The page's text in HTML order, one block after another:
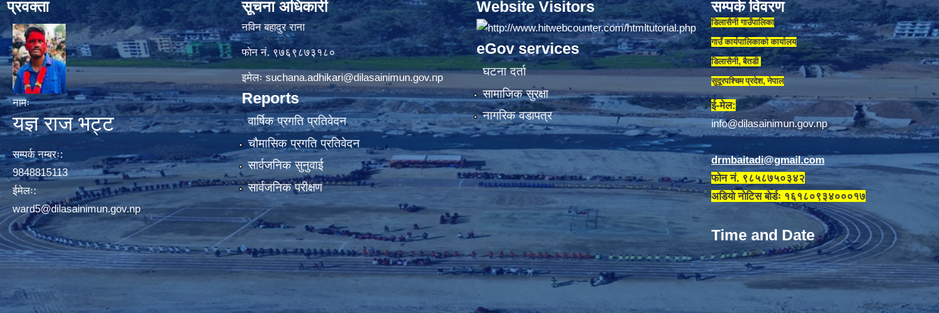
प्रवक्ता
नामः
यज्ञ राज भट्ट
सम्पर्क नम्बरः:
9848815113
ईमेलः:
ward5@dilasainimun.gov.np
सूचना अधिकारी
नविन बहादुर राना
फाेन नं. ९७६९८७३१८०
इमेलःsuchana.adhikari@dilasainimun.gov.np
Reports
वार्षिक प्रगति प्रतिवेदन
चौमासिक प्रगति प्रतिवेदन
सार्वजनिक सुनुवाई
सार्वजनिक परीक्षण
Website Visitors
eGov services
घटना दर्ता
सामाजिक सुरक्षा
नागरिक वडापत्र
सम्पर्क विवरण
डिलासैनी गाउँपालिका
गाउँ कार्यपालिकाकाे कार्यालय
डिलासैनी, बैतडी
सुदूरपश्चिम प्रदेश, नेपाल
ई-मेल:
info@dilasainimun.gov.np
drmbaitadi@gmail.com
फोन नं. ९८५८७५०३४२
अडियाे नाेटिस बाेर्डः १६१८०९३४०००१७
Time and Date